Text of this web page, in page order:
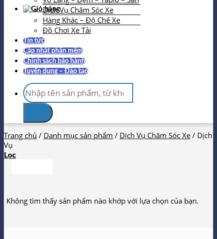
Dịch Vụ Chăm Sóc Xe
Hàng Khác – Độ Chế Xe
Đồ Chơi Xe Tải
Tin tức
Cập nhật phần mềm
Chính sách bảo hành
Tuyển dụng – Đào tạo
Tìm
kiếm:
Trang chủ / Danh mục sản phẩm / Dịch Vụ Chăm Sóc Xe / Dịch
Vụ
Lọc
Không tìm thấy sản phẩm nào khớp với lựa chọn của bạn.